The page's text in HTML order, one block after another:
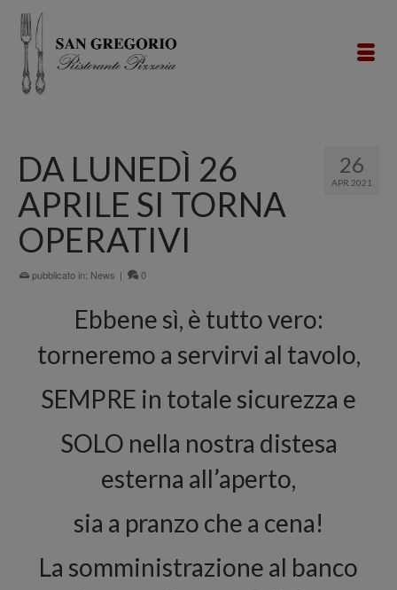
26
APR 2021
DA LUNEDÌ 26
APRILE SI TORNA
OPERATIVI
pubblicato in: News | 0
Ebbene sì, è tutto vero:
torneremo a servirvi al tavolo,
SEMPRE in totale sicurezza e
SOLO nella nostra distesa
esterna all’aperto,
sia a pranzo che a cena!⁣
La somministrazione al banco